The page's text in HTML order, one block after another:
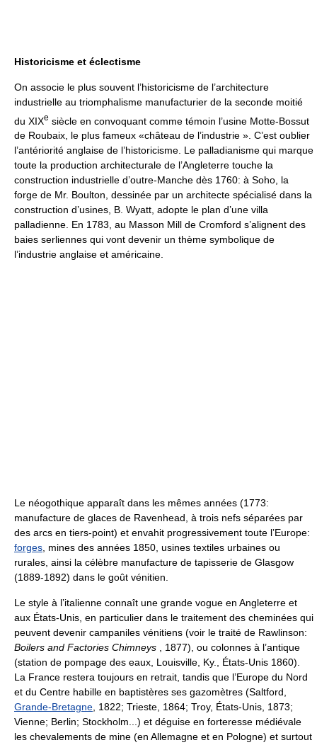
Historicisme et éclectisme
On associe le plus souvent l’historicisme de l’architecture
industrielle au triomphalisme manufacturier de la seconde moitié
du XIXe siècle en convoquant comme témoin l’usine Motte-Bossut
de Roubaix, le plus fameux «château de l’industrie ». C’est oublier
l’antériorité anglaise de l’historicisme. Le palladianisme qui marque
toute la production architecturale de l’Angleterre touche la
construction industrielle d’outre-Manche dès 1760: à Soho, la
forge de Mr. Boulton, dessinée par un architecte spécialisé dans la
construction d’usines, B. Wyatt, adopte le plan d’une villa
palladienne. En 1783, au Masson Mill de Cromford s’alignent des
baies serliennes qui vont devenir un thème symbolique de
l’industrie anglaise et américaine.
Le néogothique apparaît dans les mêmes années (1773:
manufacture de glaces de Ravenhead, à trois nefs séparées par
des arcs en tiers-point) et envahit progressivement toute l’Europe:
forges, mines des années 1850, usines textiles urbaines ou
rurales, ainsi la célèbre manufacture de tapisserie de Glasgow
(1889-1892) dans le goût vénitien.
Le style à l’italienne connaît une grande vogue en Angleterre et
aux États-Unis, en particulier dans le traitement des cheminées qui
peuvent devenir campaniles vénitiens (voir le traité de Rawlinson:
Boilers and Factories Chimneys , 1877), ou colonnes à l’antique
(station de pompage des eaux, Louisville, Ky., États-Unis 1860).
La France restera toujours en retrait, tandis que l’Europe du Nord
et du Centre habille en baptistères ses gazomètres (Saltford,
Grande-Bretagne, 1822; Trieste, 1864; Troy, États-Unis, 1873;
Vienne; Berlin; Stockholm...) et déguise en forteresse médiévale
les chevalements de mine (en Allemagne et en Pologne) et surtout